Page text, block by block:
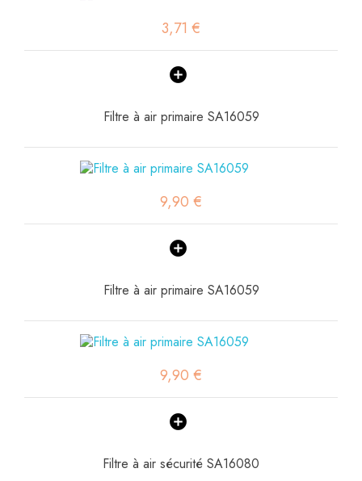
3,71 €
Filtre à air primaire SA16059
9,90 €
Filtre à air primaire SA16059
9,90 €
Filtre à air sécurité SA16080